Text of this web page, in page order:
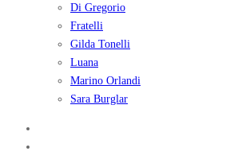
Di Gregorio
Fratelli
Gilda Tonelli
Luana
Marino Orlandi
Sara Burglar